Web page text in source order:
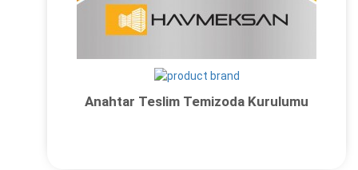
Anahtar Teslim Temizoda Kurulumu